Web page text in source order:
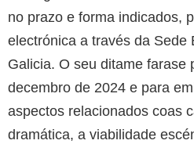
no prazo e forma indicados,
electrónica a través da Sede
Galicia. O seu ditame farase
decembro de 2024 e para
aspectos relacionados coas
dramática, a viabilidade